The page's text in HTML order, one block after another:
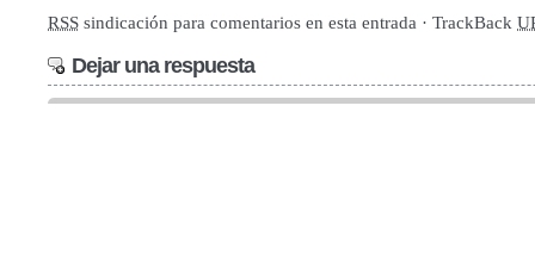
RSS sindicación para comentarios en esta entrada · TrackBack
Dejar una respuesta